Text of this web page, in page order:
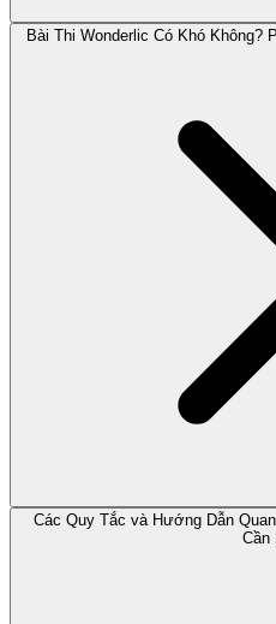
Bài Thi Wonderlic Có Khó Không?
Các Quy Tắc và Hướng Dẫn
Cần